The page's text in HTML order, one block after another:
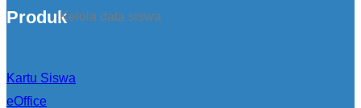
Kelola data siswa
Produk
Kartu Siswa
eOffice